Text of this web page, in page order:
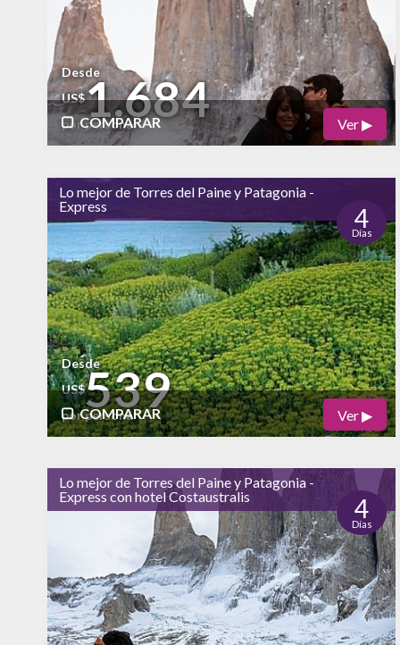
Desde
US$1.684
por persona
COMPARAR
bajo
bajo
Naturaleza
alto
Vida Nocturna
Ver ▶
Lo mejor de Torres del Paine y Patagonia -
Express
4
Días
Desde
US$539
por persona
COMPARAR
Naturaleza
Vida Nocturna
Ver ▶
Lo mejor de Torres del Paine y Patagonia -
Express con hotel Costaustralis
4
Días